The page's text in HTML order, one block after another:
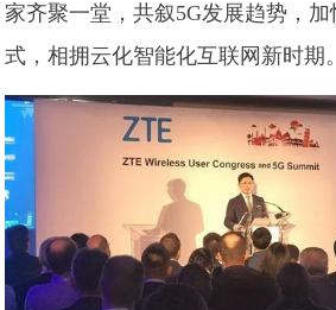
家齐聚一堂，共叙5G发展趋势，
式，相拥云化智能化互联网新时期。